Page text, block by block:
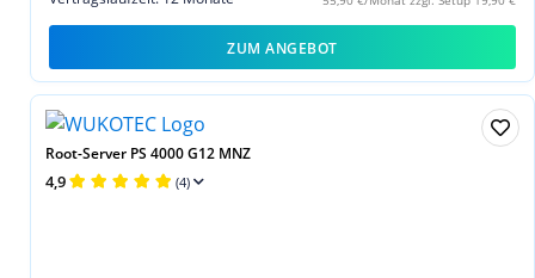
ZUM ANGEBOT
Root-Server PS 4000 G12 MNZ
4,9 (4)